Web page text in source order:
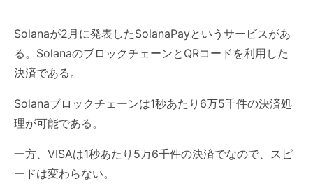
Solanaが2月に発表したSolanaPayというサービスがあ
る。SolanaのブロックチェーンとQRコードを利用した
決済である。
Solanaブロックチェーンは1秒あたり6万5千件の決済処
理が可能である。
一方、VISAは1秒あたり5万6千件の決済でなので、スピ
ードは変わらない。